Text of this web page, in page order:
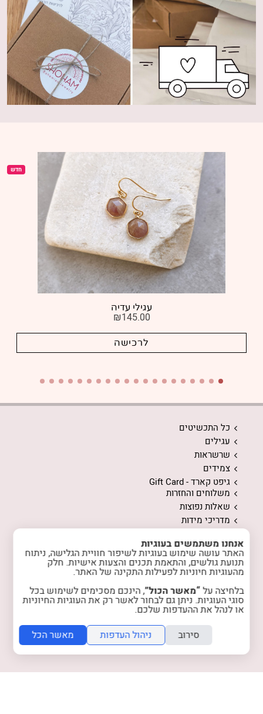
חדש
עגילי עדיה
₪145.00
לרכישה
כל התכשיטים
עגילים
שרשראות
צמידים
גיפט קארד - Gift Card
משלוחים והחזרות
שאלות נפוצות
מדריכי מידות
המלצות לשמירה על התכשיטים
אודות
המלצות מלקוחות
טיפים והשראה
רכישות מרוכזות
הצטרפות למועדון
צרו קשר
מדיניות האתר
אנחנו משתמשים בעוגיות
האתר עושה שימוש בעוגיות לשיפור חוויית הגלישה, ניתוח
תנועת גולשים, והתאמת תכנים והצעות אישיות. חלק
מהעוגיות חיוניות לפעילות התקינה של האתר.
בלחיצה על“מאשר הכול”, הינכם מסכימים לשימוש בכל
סוגי העוגיות. ניתן גם לבחור לאשר רק את העוגיות החיוניות
או לנהל את ההעדפות שלכם.
סירוב
ניהול העדפות מאשר הכל